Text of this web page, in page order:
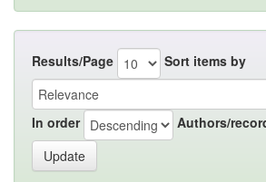
Results/Page Sort items by
In order Authors/